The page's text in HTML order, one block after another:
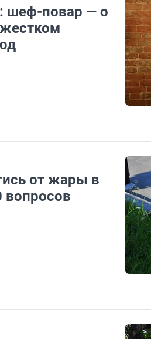
шеф-повар — о
от жары в
вопросов